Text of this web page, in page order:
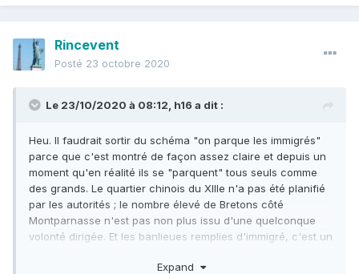
Rincevent
Posté 23 octobre 2020
Le 23/10/2020 à 08:12, h16 a dit :
Heu. Il faudrait sortir du schéma "on parque les immigrés"
parce que c'est montré de façon assez claire et depuis un
moment qu'en réalité ils se "parquent" tous seuls comme
des grands. Le quartier chinois du XIIIe n'a pas été planifié
par les autorités ; le nombre élevé de Bretons côté
Montparnasse n'est pas non plus issu d'une quelconque
volonté dirigée. Et les banlieues remplies d'immigré, c'est un
Expand